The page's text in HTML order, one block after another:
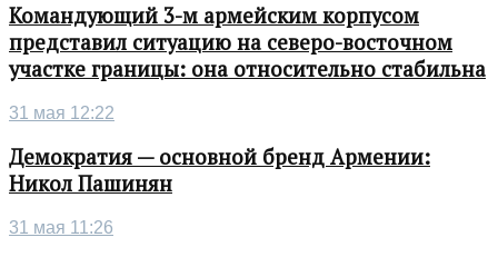
Командующий 3-м армейским корпусом
представил ситуацию на северо-восточном
участке границы: она относительно стабильна
31 мая 12:22
Демократия — основной бренд Армении:
Никол Пашинян
31 мая 11:26